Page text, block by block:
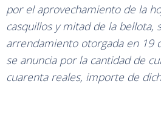
por el aprovechamiento de la
casquillos y mitad de la bellota,
arrendamiento otorgada en 19
se anuncia por la cantidad de
cuarenta reales, importe de